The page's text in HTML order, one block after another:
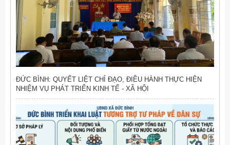
ĐỨC BÌNH: QUYẾT LIỆT CHỈ ĐẠO, ĐIỀU HÀNH THỰC HIỆN
NHIỆM VỤ PHÁT TRIỂN KINH TẾ - XÃ HỘI